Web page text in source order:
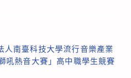
人南臺科技大學流行音樂產業
吼熱音大賽」高中職學生競賽